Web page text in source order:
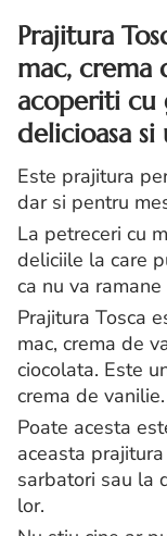
Prajitura
mac, crema
acoperiti cu
delicioasa
Este prajitura
dar si pentru
La petreceri cu
deliciile la care
ca nu va
Prajitura Tosca
mac, crema de
ciocolata. Este
crema de vanilie.
Poate acesta
aceasta
sarbatori sau la
lor.